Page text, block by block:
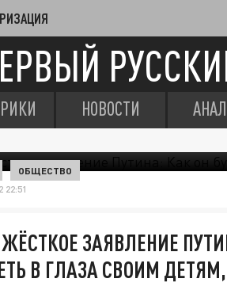
НОВОСТИ
ОБЩЕСТВО
22:51
ЗАЯВЛЕНИЕ
В ГЛАЗА СВОИМ